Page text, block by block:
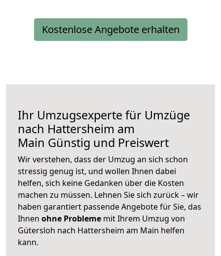
Kostenlose Angebote erhalten
Ihr Umzugsexperte für Umzüge
nach Hattersheim am
Main Günstig und Preiswert
Wir verstehen, dass der Umzug an sich schon
stressig genug ist, und wollen Ihnen dabei
helfen, sich keine Gedanken über die Kosten
machen zu müssen. Lehnen Sie sich zurück – wir
haben garantiert passende Angebote für Sie, das
Ihnen ohne Probleme mit Ihrem Umzug von
Gütersloh nach Hattersheim am Main helfen
kann.